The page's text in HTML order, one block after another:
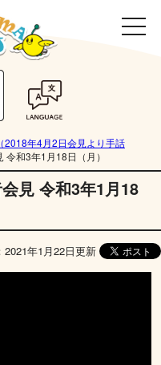
2018年4月2日会見より手話
令和3年1月18日（月）
見 令和3年1月18
2021年1月22日更新